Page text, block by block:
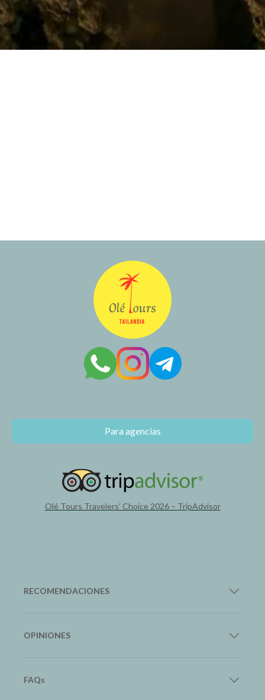
Para agencias
Olé Tours Travelers’ Choice 2026 – TripAdvisor
RECOMENDACIONES
OPINIONES
FAQs